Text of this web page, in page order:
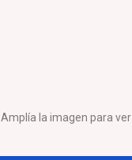
Amplía la imagen para ver